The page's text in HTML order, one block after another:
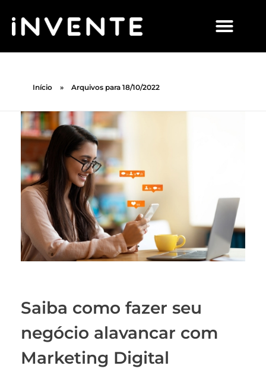
Início » Arquivos para 18/10/2022
Saiba como fazer seu
negócio alavancar com
Marketing Digital